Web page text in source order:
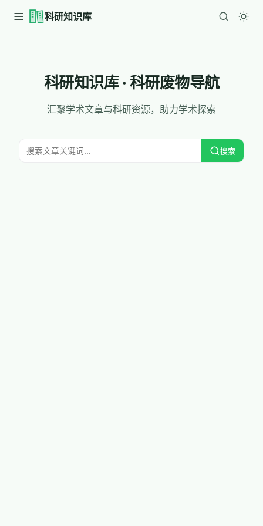
科研知识库
科研知识库 · 科研废物导航
汇聚学术文章与科研资源，助力学术探索
搜索